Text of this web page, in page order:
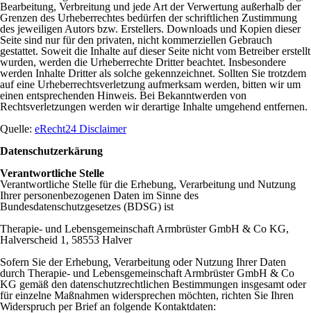
Bearbeitung, Verbreitung und jede Art der Verwertung außerhalb der
Grenzen des Urheberrechtes bedürfen der schriftlichen Zustimmung
des jeweiligen Autors bzw. Erstellers. Downloads und Kopien dieser
Seite sind nur für den privaten, nicht kommerziellen Gebrauch
gestattet. Soweit die Inhalte auf dieser Seite nicht vom Betreiber erstellt
wurden, werden die Urheberrechte Dritter beachtet. Insbesondere
werden Inhalte Dritter als solche gekennzeichnet. Sollten Sie trotzdem
auf eine Urheberrechtsverletzung aufmerksam werden, bitten wir um
einen entsprechenden Hinweis. Bei Bekanntwerden von
Rechtsverletzungen werden wir derartige Inhalte umgehend entfernen.
Quelle: eRecht24 Disclaimer
Datenschutzerkärung
Verantwortliche Stelle
Verantwortliche Stelle für die Erhebung, Verarbeitung und Nutzung
Ihrer personenbezogenen Daten im Sinne des
Bundesdatenschutzgesetzes (BDSG) ist
Therapie- und Lebensgemeinschaft Armbrüster GmbH & Co KG,
Halverscheid 1, 58553 Halver
Sofern Sie der Erhebung, Verarbeitung oder Nutzung Ihrer Daten
durch Therapie- und Lebensgemeinschaft Armbrüster GmbH & Co
KG gemäß den datenschutzrechtlichen Bestimmungen insgesamt oder
für einzelne Maßnahmen widersprechen möchten, richten Sie Ihren
Widerspruch per Brief an folgende Kontaktdaten: